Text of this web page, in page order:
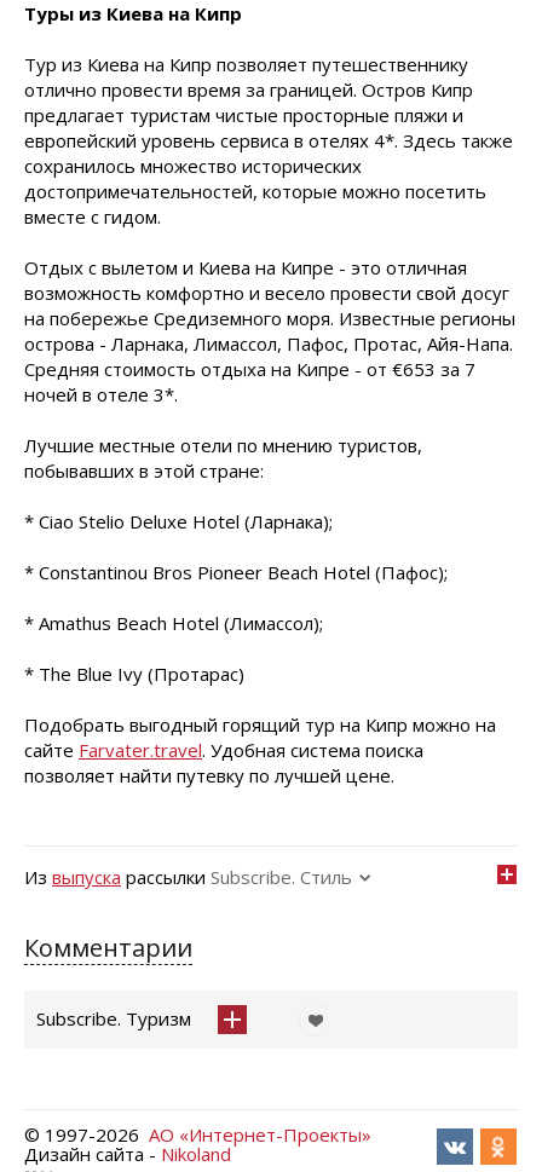
Туры из Киева на Кипр
Тур из Киева на Кипр позволяет путешественнику
отлично провести время за границей. Остров Кипр
предлагает туристам чистые просторные пляжи и
европейский уровень сервиса в отелях 4*. Здесь также
сохранилось множество исторических
достопримечательностей, которые можно посетить
вместе с гидом.
Отдых с вылетом и Киева на Кипре - это отличная
возможность комфортно и весело провести свой досуг
на побережье Средиземного моря. Известные регионы
острова - Ларнака, Лимассол, Пафос, Протас, Айя-Напа.
Средняя стоимость отдыха на Кипре - от €653 за 7
ночей в отеле 3*.
Лучшие местные отели по мнению туристов,
побывавших в этой стране:
* Ciao Stelio Deluxe Hotel (Ларнака);
* Constantinou Bros Pioneer Beach Hotel (Пафос);
* Amathus Beach Hotel (Лимассол);
* The Blue Ivy (Протарас)
Подобрать выгодный горящий тур на Кипр можно на
сайте Farvater.travel. Удобная система поиска
позволяет найти путевку по лучшей цене.
Из выпуска рассылки Subscribe. Стиль
Комментарии
Subscribe. Туризм
© 1997-2026 АО «Интернет-Проекты»
Дизайн сайта - Nikoland